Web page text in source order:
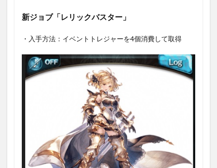
ーリ
3（2
の更
新：
3/10
召喚
石、
武器
新ジョブ「レリックバスター」
・入手方法：イベントトレジャーを4個消費して取得